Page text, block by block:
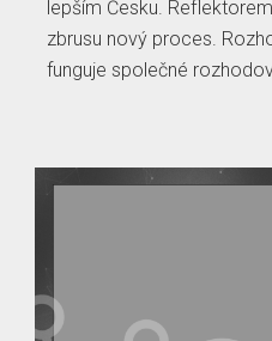
lepším Česku.
zbrusu nový proces.
funguje společné